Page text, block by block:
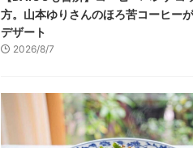
方。山本ゆりさんのほろ苦コーヒー
デザート
2026/8/7